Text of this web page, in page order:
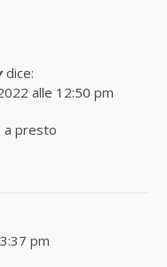
dice:
alle 12:50 pm
a presto
pm